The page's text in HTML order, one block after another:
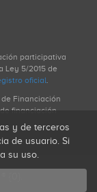
participativa
Ley 5/2015 de
oficial.
de Financiación
financiación
{0}.
y de terceros
de usuario. Si
su uso.